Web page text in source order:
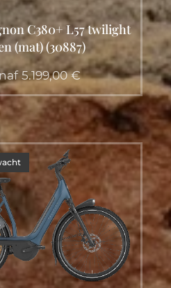
C380+ L57 twilight
(mat) (30887)
5.199,00€